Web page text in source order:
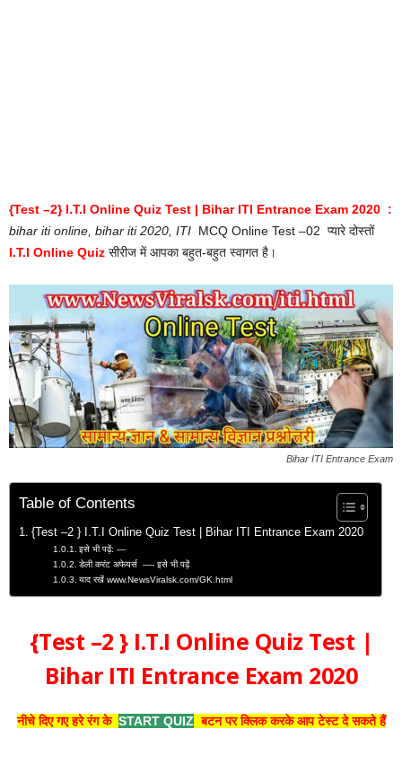
{Test –2} I.T.I Online Quiz Test | Bihar ITI Entrance Exam 2020 :
bihar iti online, bihar iti 2020, ITI MCQ Online Test –02 प्यारे दोस्तों
I.T.I Online Quiz सीरीज में आपका बहुत-बहुत स्वागत है।
Bihar ITI Entrance Exam
Table of Contents
{Test –2 } I.T.I Online Quiz Test | Bihar ITI Entrance Exam 2020
इसे भी पढ़ें: —
डेली करंट अफेयर्स —- इसे भी पढ़ें
याद रखें www.NewsViralsk.com/GK.html
{Test –2 } I.T.I Online Quiz Test |
Bihar ITI Entrance Exam 2020
नीचे दिए गए हरे रंग के START QUIZ बटन पर क्लिक करके आप टेस्ट दे सकते हैं